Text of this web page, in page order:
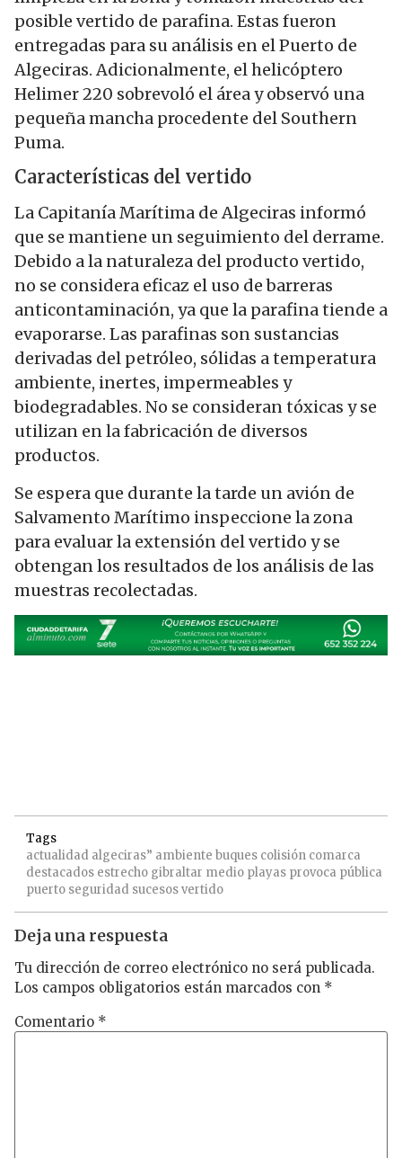
posible vertido de parafina. Estas fueron
entregadas para su análisis en el Puerto de
Algeciras. Adicionalmente, el helicóptero
Helimer 220 sobrevoló el área y observó una
pequeña mancha procedente del Southern
Puma.
Características del vertido
La Capitanía Marítima de Algeciras informó
que se mantiene un seguimiento del derrame.
Debido a la naturaleza del producto vertido,
no se considera eficaz el uso de barreras
anticontaminación, ya que la parafina tiende a
evaporarse. Las parafinas son sustancias
derivadas del petróleo, sólidas a temperatura
ambiente, inertes, impermeables y
biodegradables. No se consideran tóxicas y se
utilizan en la fabricación de diversos
productos.
Se espera que durante la tarde un avión de
Salvamento Marítimo inspeccione la zona
para evaluar la extensión del vertido y se
obtengan los resultados de los análisis de las
muestras recolectadas.
Tags
actualidad algeciras” ambiente buques colisión comarca
destacados estrecho gibraltar medio playas provoca pública
puerto seguridad sucesosvertido
Deja una respuesta
Tu dirección de correo electrónico no será publicada.
Los campos obligatorios están marcados con *
Comentario *